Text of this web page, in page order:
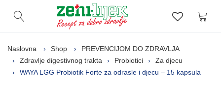
Otvori pretragu Lista
Naslovna Shop
PREVENCIJOM DO ZDRAVLJA
Zdravlje digestivnog trakta
Probiotici
Za djecu
WAYA LGG Probiotik Forte za odrasle i djecu – 15 kapsula